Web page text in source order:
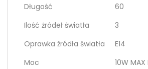
Długość
60
Ilość żródeł światła
3
Oprawka źródła światła
E14
Moc
10W MAX